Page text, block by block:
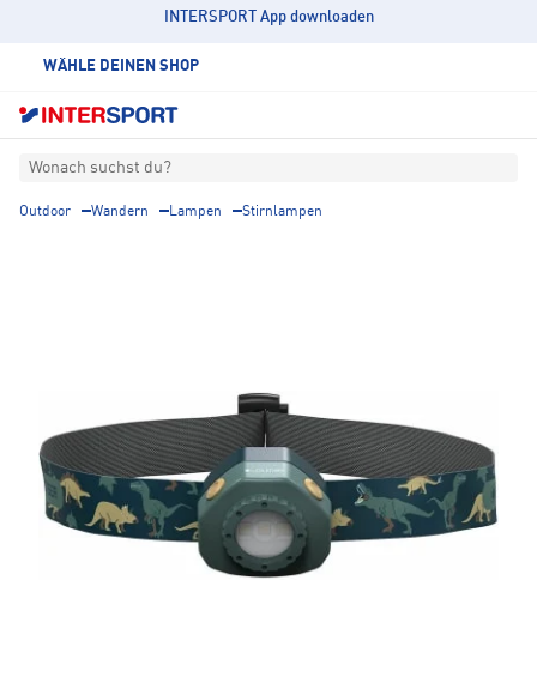
INTERSPORT App downloaden
WÄHLE DEINEN SHOP
Wonach suchst du?
Outdoor Wandern Lampen Stirnlampen